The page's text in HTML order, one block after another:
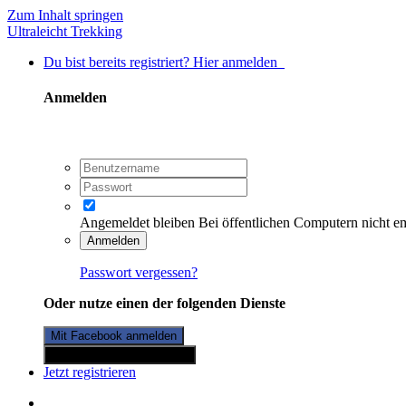
Zum Inhalt springen
Ultraleicht Trekking
Du bist bereits registriert? Hier anmelden
Anmelden
Angemeldet bleiben Bei öffentlichen Computern nicht
Anmelden
Passwort vergessen?
Oder nutze einen der folgenden Dienste
Mit Facebook anmelden
Jetzt registrieren